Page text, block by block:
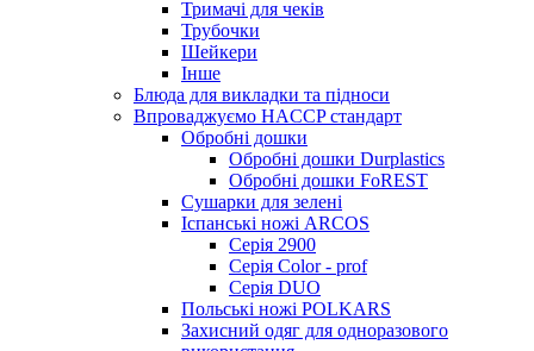
Тримачі для чеків
Трубочки
Шейкери
Інше
Блюда для викладки та підноси
Впроваджуємо HACCP стандарт
Обробні дошки
Обробні дошки Durplastics
Обробні дошки FoREST
Сушарки для зелені
Іспанські ножі ARCOS
Серія 2900
Серія Color - prof
Серія DUO
Польські ножі POLKARS
Захисний одяг для одноразового